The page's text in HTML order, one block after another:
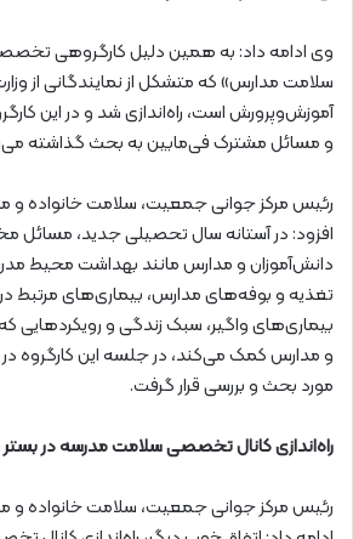
وی ادامه داد: به همین دلیل کارگروهی
سلامت مدارس» که متشکل از نمایندگانی از
آموزش‌وپرورش است، راه‌اندازی شد و در این
و مسائل مشترک فی‌مابین به بحث گذاشته
رئیس مرکز جوانی جمعیت، سلامت خانواده و
افزود: در آستانه سال تحصیلی جدید، مسائل
دانش‌آموزان و مدارس مانند بهداشت محیط
تغذیه و بوفه‌های مدارس، بیماری‌های مرتبط
بیماری‌های واگیر، سبک زندگی و رویکردهایی
و مدارس کمک می‌کند، در جلسه این کارگروه
مورد بحث و بررسی قرار گرفت.
راه‌اندازی کانال تخصصی سلامت مدرسه در بستر
رئیس مرکز جوانی جمعیت، سلامت خانواده و